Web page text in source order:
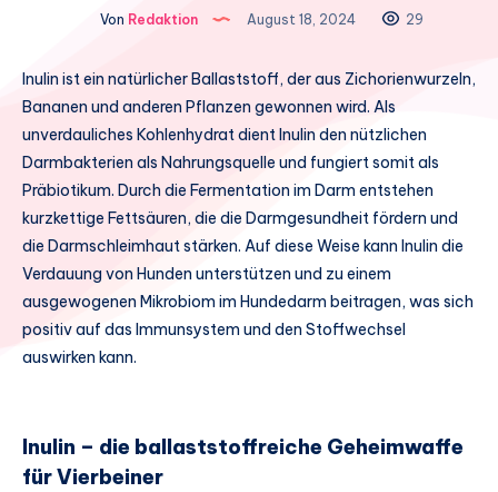
Von Redaktion August 18, 2024 29
Inulin ist ein natürlicher Ballaststoff, der aus Zichorienwurzeln,
Bananen und anderen Pflanzen gewonnen wird. Als
unverdauliches Kohlenhydrat dient Inulin den nützlichen
Darmbakterien als Nahrungsquelle und fungiert somit als
Präbiotikum. Durch die Fermentation im Darm entstehen
kurzkettige Fettsäuren, die die Darmgesundheit fördern und
die Darmschleimhaut stärken. Auf diese Weise kann Inulin die
Verdauung von Hunden unterstützen und zu einem
ausgewogenen Mikrobiom im Hundedarm beitragen, was sich
positiv auf das Immunsystem und den Stoffwechsel
auswirken kann.
Inulin – die ballaststoffreiche Geheimwaffe
für Vierbeiner